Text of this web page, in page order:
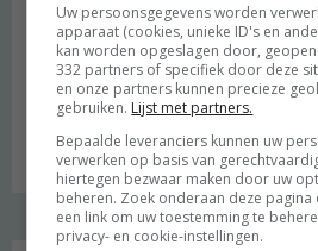
beeld: Ari Versluis
Hi, ik ben Merel! Ik neem je graag mee
onderzoek naar een duurzame en
Welkom op mijn blog!
Social media
Uw persoonsgegevens worden
apparaat (cookies, unieke ID's en
kan worden opgeslagen door,
332 partners of specifiek door deze
en onze partners kunnen precieze
gebruiken. Lijst met partners.
Bepaalde leveranciers kunnen uw
verwerken op basis van
hiertegen bezwaar maken door uw
beheren. Zoek onderaan deze
een link om uw toestemming te
privacy- en cookie-instellingen.